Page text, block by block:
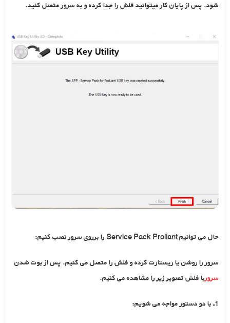
شود. پس از پایان کار میتوانید فلش را جدا کرده و به سرور متصل کنید.
حال می توانیم Service Pack Proliant را برروی سرور نصب کنیم:
سرور را روشن یا ریستارت کرده و فلش را متصل می کنیم. پس از بوت شدن
سروربا فلش تصویر زیر را مشاهده می کنیم.
1ـ با دو دستور مواجه می شویم: